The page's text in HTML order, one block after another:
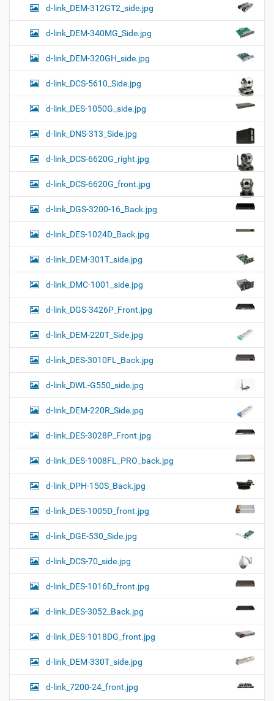
d-link_DEM-312GT2_side.jpg
d-link_DEM-340MG_Side.jpg
d-link_DEM-320GH_side.jpg
d-link_DCS-5610_Side.jpg
d-link_DES-1050G_side.jpg
d-link_DNS-313_Side.jpg
d-link_DCS-6620G_right.jpg
d-link_DCS-6620G_front.jpg
d-link_DGS-3200-16_Back.jpg
d-link_DES-1024D_Back.jpg
d-link_DEM-301T_side.jpg
d-link_DMC-1001_side.jpg
d-link_DGS-3426P_Front.jpg
d-link_DEM-220T_Side.jpg
d-link_DES-3010FL_Back.jpg
d-link_DWL-G550_side.jpg
d-link_DEM-220R_Side.jpg
d-link_DES-3028P_Front.jpg
d-link_DES-1008FL_PRO_back.jpg
d-link_DPH-150S_Back.jpg
d-link_DES-1005D_front.jpg
d-link_DGE-530_Side.jpg
d-link_DCS-70_side.jpg
d-link_DES-1016D_front.jpg
d-link_DES-3052_Back.jpg
d-link_DES-1018DG_front.jpg
d-link_DEM-330T_side.jpg
d-link_7200-24_front.jpg